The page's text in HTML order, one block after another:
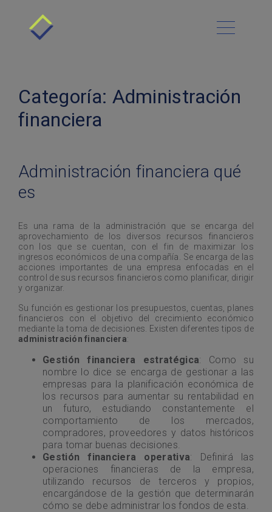
Menú Principal
Cómo funciona
Historias de Éxito
Preguntas Frecuentes
Conócenos
Deudas
Negocios y finanzas
Préstamos personales
Platica con nosotros
Sucursales
Categoría: Administración
financiera
Administración financiera qué
es
Es una rama de la administración que se encarga del
aprovechamiento de los diversos recursos financieros
con los que se cuentan, con el fin de maximizar los
ingresos económicos de una compañía. Se encarga de las
acciones importantes de una empresa enfocadas en el
control de sus recursos financieros como planificar, dirigir
y organizar.
Su función es gestionar los presupuestos, cuentas, planes
financieros con el objetivo del crecimiento económico
mediante la toma de decisiones. Existen diferentes tipos de
administración financiera:
Gestión financiera estratégica: Como su
nombre lo dice se encarga de gestionar a las
empresas para la planificación económica de
los recursos para aumentar su rentabilidad en
un futuro, estudiando constantemente el
comportamiento de los mercados,
compradores, proveedores y datos históricos
para tomar buenas decisiones.
Gestión financiera operativa: Definirá las
operaciones financieras de la empresa,
utilizando recursos de terceros y propios,
encargándose de la gestión que determinarán
cómo se debe administrar los fondos de esta.